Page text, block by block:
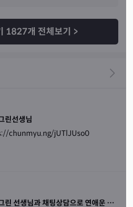
부분에서 이걸 말씀하시네 싶더라
로 말씀해주셔서 이 부분에서 소
번 받아보고 싶더라구요. 제 개인
1827개 전체보기 >
린선생님
chunmyu.ng/jUTlJUso0
용인 그린 선생님과 채팅상담으로 연애운 타로 보기